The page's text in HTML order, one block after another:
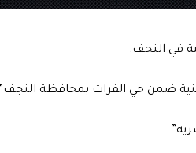
في النجف.
ضمن حي الفرات بمحافظة